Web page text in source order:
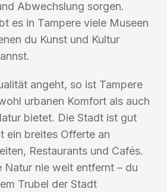
Abwechslung sorgen.
es in Tampere viele Museen
du Kunst und Kultur
angeht, so ist Tampere
urbanen Komfort als auch
bietet. Die Stadt ist gut
ein breites Offerte an
Restaurants und Cafés.
Natur nie weit entfernt – du
Trubel der Stadt